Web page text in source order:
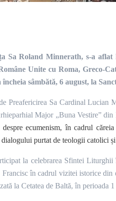
Sa Roland Minnerath, s-a
Unite cu Roma, Greco-
sâmbătă, 6 august, la
Preafericirea Sa Cardinal
Major „Buna Vestire”
ecumenism, în cadrul
purtat de teologii catolici
la celebrarea Sfintei
în cadrul vizitei istorice
la Cetatea de Baltă, în